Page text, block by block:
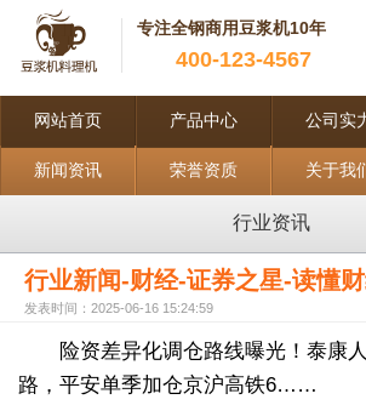
专注全钢商用豆浆机10年
400-123-4567
网站首页 产品中心 公司实
新闻资讯 荣誉资质 关于我
行业资讯
行业新闻-财经-证券之星-读懂
发表时间：2025-06-16 15:24:59
险资差异化调仓路线曝光！泰康人
路，平安单季加仓京沪高铁6……